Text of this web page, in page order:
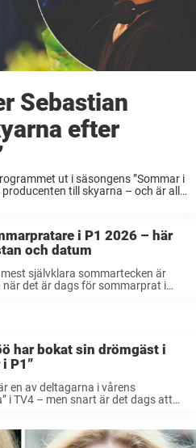
Sebastian
efter
ut i säsongens ”Sommar i
till skyarna – och är alla
i P1 2026 – här
och datum
självklara sommartecken är
när det är dags för sommarprat i
har bokat sin drömgäst i
P1”
en av deltagarna i vårens
i TV4 – men snart är det dags att
...